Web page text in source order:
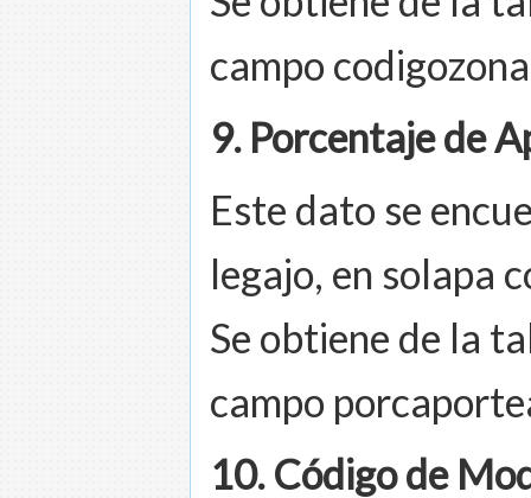
campo
9. Porcentaje de
Este dato se
legajo, en solapa
Se obtiene de la
campo
10. Código de